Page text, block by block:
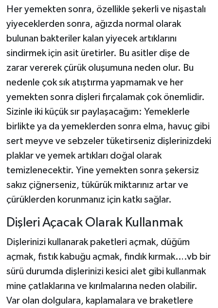
Her yemekten sonra, özellikle şekerli ve nişastalı
yiyeceklerden sonra, ağızda normal olarak
bulunan bakteriler kalan yiyecek artıklarını
sindirmek için asit üretirler. Bu asitler dişe de
zarar vererek çürük oluşumuna neden olur. Bu
nedenle çok sık atıştırma yapmamak ve her
yemekten sonra dişleri fırçalamak çok önemlidir.
Sizinle iki küçük sır paylaşacağım: Yemeklerle
birlikte ya da yemeklerden sonra elma, havuç gibi
sert meyve ve sebzeler tüketirseniz dişlerinizdeki
plaklar ve yemek artıkları doğal olarak
temizlenecektir. Yine yemekten sonra şekersiz
sakız çiğnerseniz, tükürük miktarınız artar ve
çürüklerden korunmanız için katkı sağlar.
Dişleri Açacak Olarak Kullanmak
Dişlerinizi kullanarak paketleri açmak, düğüm
açmak, fıstık kabuğu açmak, fındık kırmak….vb bir
sürü durumda dişlerinizi kesici alet gibi kullanmak
mine çatlaklarına ve kırılmalarına neden olabilir.
Var olan dolgulara, kaplamalara ve braketlere